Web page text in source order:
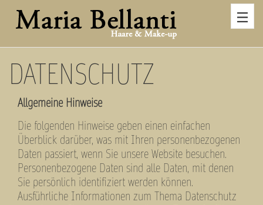
Hauptinhalt
springen
DATENSCHUTZ
Allgemeine Hinweise
Die folgenden Hinweise geben einen einfachen
Überblick darüber, was mit Ihren personenbezogenen
Daten passiert, wenn Sie unsere Website besuchen.
Personenbezogene Daten sind alle Daten, mit denen
Sie persönlich identifiziert werden können.
Ausführliche Informationen zum Thema Datenschutz